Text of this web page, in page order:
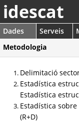
idescat
Dades Serveis
Metodologia
Delimitació
Estadística
Estadística
Estadística
(R+D)